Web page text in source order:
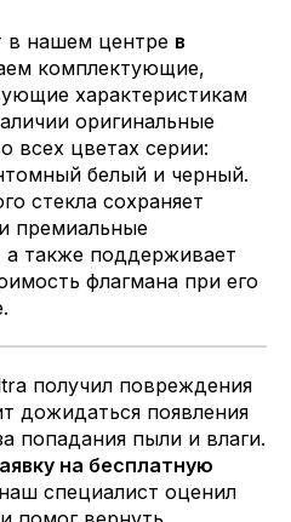
в нашем центре в
комплектующие,
характеристикам
оригинальные
всех цветах серии:
белый и черный.
стекла сохраняет
премиальные
также поддерживает
флагмана при его
получил повреждения
дожидаться появления
попадания пыли и влаги.
на бесплатную
специалист оценил